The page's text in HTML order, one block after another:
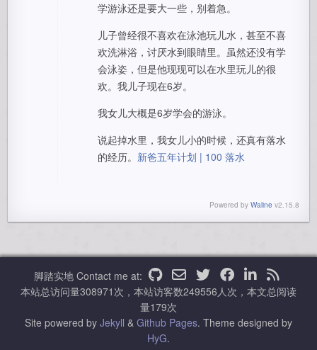
学游泳还是要大一些，别着急。
儿子曾经很不喜欢在泳池玩儿水，甚至不喜
欢洗淋浴，讨厌水到眼睛里。虽然还没有学
会泳姿，但是他现现可以在水里玩儿的很
欢。我儿子现在6岁。
我女儿大概是6岁学会的游泳。
说起掉水里，我女儿小的时候，还真有落水
的经历。 新爸五年计划 | 100 落水
Powered by Waline v2.15.8
脚踏实地 Contact me at:
本站总访问量308971 次，本站访客数249556人次，本文总阅读
量179次
Site powered by Jekyll & Github Pages. Theme designed by
HyG.